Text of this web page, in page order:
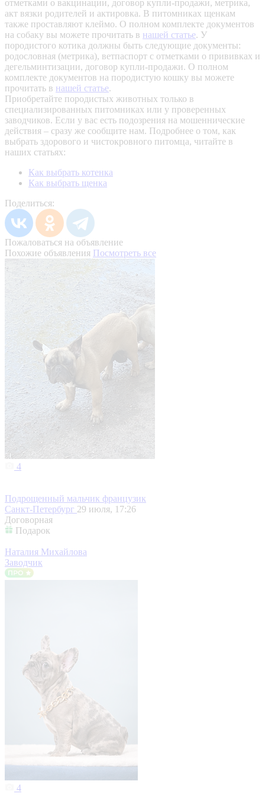
отметками о вакцинации, договор купли-продажи, метрика,
акт вязки родителей и актировка. В питомниках щенкам
также проставляют клеймо. О полном комплекте документов
на собаку вы можете прочитать в нашей статье. У
породистого котика должны быть следующие документы:
родословная (метрика), ветпаспорт с отметками о прививках и
дегельминтизации, договор купли-продажи. О полном
комплекте документов на породистую кошку вы можете
прочитать в нашей статье.
Приобретайте породистых животных только в
специализированных питомниках или у проверенных
заводчиков. Если у вас есть подозрения на мошеннические
действия – сразу же сообщите нам. Подробнее о том, как
выбрать здорового и чистокровного питомца, читайте в
наших статьях:
Как выбрать котенка
Как выбрать щенка
Поделиться:
Пожаловаться на объявление
Похожие объявления Посмотреть все
4
Подрощенный мальчик французик
Санкт-Петербург 29 июля, 17:26
Договорная
Подарок
Наталия Михайлова
Заводчик
4